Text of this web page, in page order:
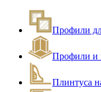
Профили
Профили и
Плинтуса